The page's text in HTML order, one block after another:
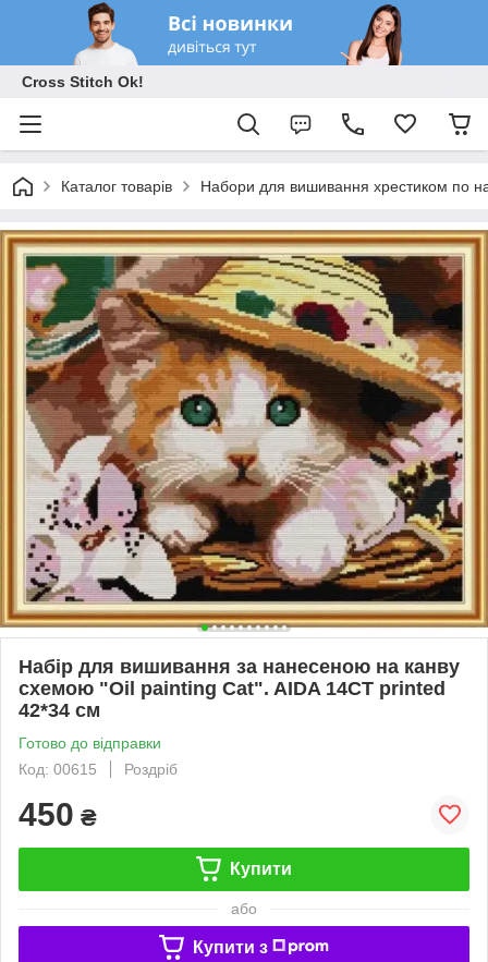
Cross Stitch Ok!
Каталог товарів Набори для вишивання хрестиком по
Набір для вишивання за нанесеною на канву
схемою "Oil painting Cat". AIDA 14CT printed
42*34 см
Готово до відправки
Код: 00615
Роздріб
450 ₴
Купити
або
Купити з